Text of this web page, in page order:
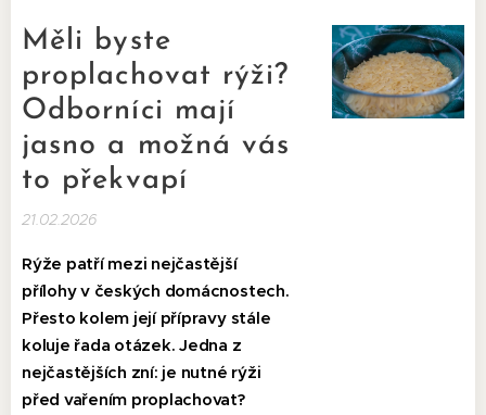
Měli byste
proplachovat rýži?
Odborníci mají
jasno a možná vás
to překvapí
21.02.2026
Rýže patří mezi nejčastější
přílohy v českých domácnostech.
Přesto kolem její přípravy stále
koluje řada otázek. Jedna z
nejčastějších zní: je nutné rýži
před vařením proplachovat?